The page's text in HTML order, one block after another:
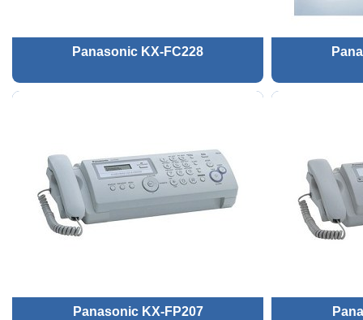
Panasonic KX-FC228
Panasonic KX-FP207